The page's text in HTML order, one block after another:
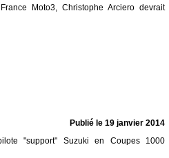
Moto3, Christophe Arciero devrait
Publié le 19 janvier 2014
"support" Suzuki en Coupes 1000